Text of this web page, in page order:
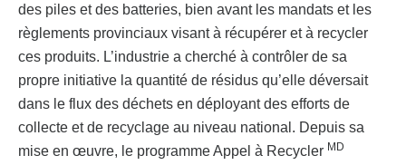
des piles et des batteries, bien avant les mandats et les
règlements provinciaux visant à récupérer et à recycler
ces produits. L’industrie a cherché à contrôler de sa
propre initiative la quantité de résidus qu’elle déversait
dans le flux des déchets en déployant des efforts de
collecte et de recyclage au niveau national. Depuis sa
mise en œuvre, le programme Appel à Recycler MD